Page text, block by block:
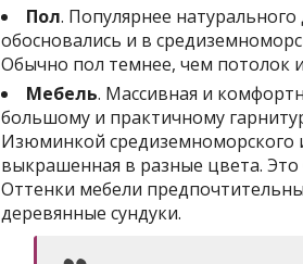
Пол. Популярнее
обосновались и в
Обычно пол темнее, чем потолок
Мебель. Массивная и
большому и практичному
Изюминкой средиземноморского
выкрашенная в разные цвета.
Оттенки мебели
деревянные сундуки.